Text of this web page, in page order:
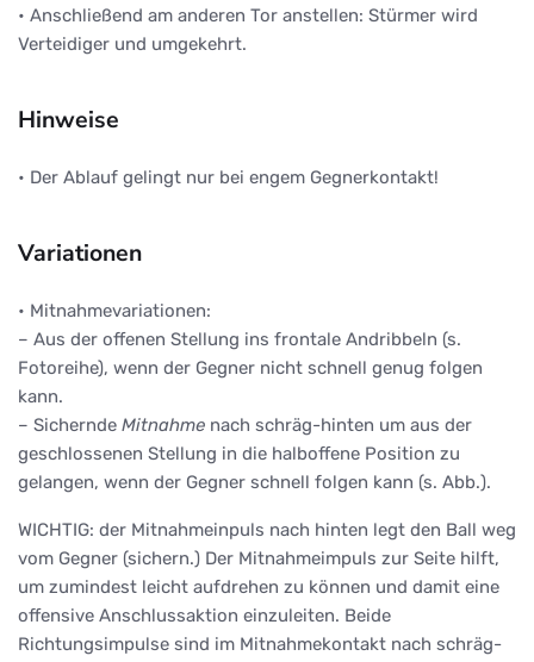
• Anschließend am anderen Tor anstellen: Stürmer wird
Verteidiger und umgekehrt.
Hinweise
• Der Ablauf gelingt nur bei engem Gegnerkontakt!
Variationen
• Mitnahmevariationen:
– Aus der offenen Stellung ins frontale Andribbeln (s.
Fotoreihe), wenn der Gegner nicht schnell genug folgen
kann.
– Sichernde Mitnahme nach schräg-hinten um aus der
geschlossenen Stellung in die halboffene Position zu
gelangen, wenn der Gegner schnell folgen kann (s. Abb.).
WICHTIG: der Mitnahmeinpuls nach hinten legt den Ball weg
vom Gegner (sichern.) Der Mitnahmeimpuls zur Seite hilft,
um zumindest leicht aufdrehen zu können und damit eine
offensive Anschlussaktion einzuleiten. Beide
Richtungsimpulse sind im Mitnahmekontakt nach schräg-